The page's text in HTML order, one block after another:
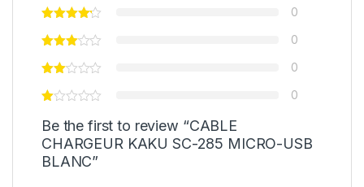
0
0
0
0
Be the first to review “CABLE
CHARGEUR KAKU SC-285 MICRO-USB
BLANC”